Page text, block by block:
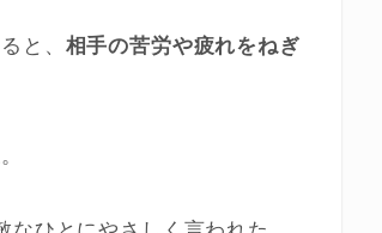
と、 相手の苦労や疲れをねぎ